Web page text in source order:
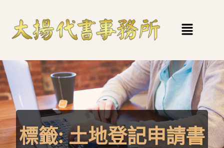
標籤:土地登記申請書